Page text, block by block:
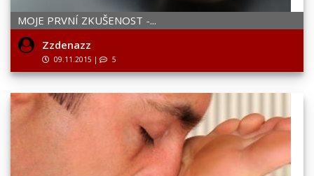
MOJE PRVNÍ ZKUŠENOST -...
Zzdenazz
09.11.2015 | 5